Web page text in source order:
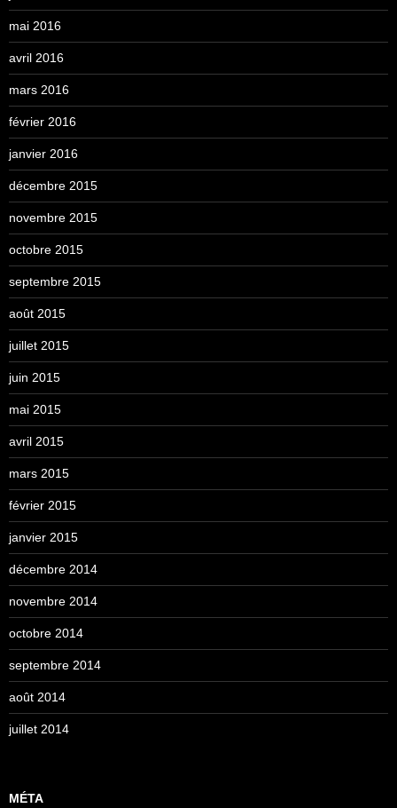
mai 2016
avril 2016
mars 2016
février 2016
janvier 2016
décembre 2015
novembre 2015
octobre 2015
septembre 2015
août 2015
juillet 2015
juin 2015
mai 2015
avril 2015
mars 2015
février 2015
janvier 2015
décembre 2014
novembre 2014
octobre 2014
septembre 2014
août 2014
juillet 2014
MÉTA